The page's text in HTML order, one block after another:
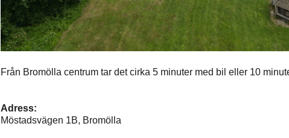
Från Bromölla centrum tar det cirka 5 minuter med bil eller 10
Adress:
Möstadsvägen 1B, Bromölla